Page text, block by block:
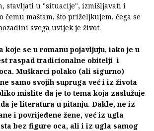
stavljati u "situacije", izmišljavati i
čemu maštam, što priželjkujem, čega se
svega uvijek je život.
koje se u romanu pojavljuju, iako je u
raspad tradicionalne obitelji i
Muškarci polako (ali sigurno)
samo svojih supruga već i iz života
mislite da je to tema koja zaslužuje
je literatura u pitanju. Dakle, ne iz
i povrijeđene žene, već iz ugla
bez figure oca, ali i iz ugla samog